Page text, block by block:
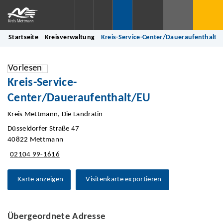
Startseite Kreisverwaltung Kreis-Service-Center/Daueraufenthalt/
Vorlesen
Kreis-Service-
Center/Daueraufenthalt/EU
Kreis Mettmann, Die Landrätin
Düsseldorfer Straße 47
40822 Mettmann
02104 99-1616
Karte anzeigen Visitenkarte exportieren
Übergeordnete Adresse